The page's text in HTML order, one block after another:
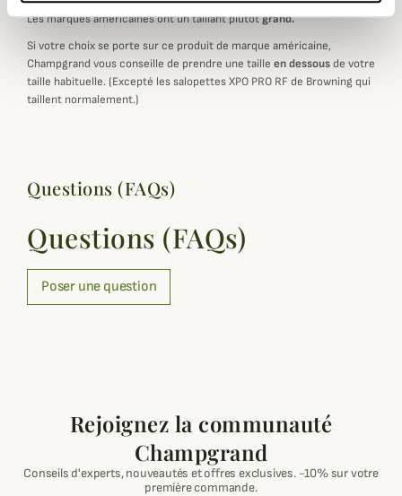
Les marques américaines ont un taillant plutôtgrand.
Si votre choix se porte sur ce produit de marque américaine,
Champgrand vous conseille de prendre une taille en dessousde votre
taille habituelle. (Excepté les salopettes XPO PRO RF de Browning qui
taillent normalement.)
Questions (FAQs)
Questions (FAQs)
Poser une question
Rejoignez la communauté
Champgrand
Conseils d'experts, nouveautés et offres exclusives. -10% sur votre
première commande.